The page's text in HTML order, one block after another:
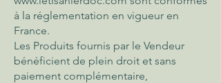
à la réglementation en vigueur en
France.
Les Produits fournis par le Vendeur
bénéficient de plein droit et sans
paiement complémentaire,